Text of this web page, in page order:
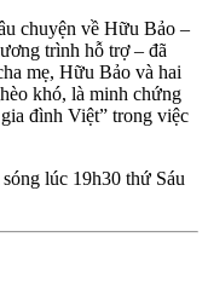
chuyện về Hữu Bảo –
trình hỗ trợ – đã
mẹ, Hữu Bảo và hai
khó, là minh chứng
đình Việt” trong việc
lúc 19h30 thứ Sáu